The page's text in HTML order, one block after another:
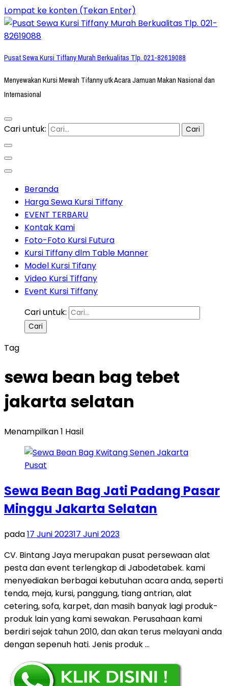
Lompat ke konten (Tekan Enter)
Pusat Sewa Kursi Tiffany Murah Berkualitas Tlp. 021-82619088
Menyewakan Kursi Mewah Tifanny utk Acara Jamuan Makan Nasional dan
Internasional
Cari untuk:
Beranda
Harga Sewa Kursi Tiffany
EVENT TERBARU
Kontak Kami
Foto-Foto Kursi Futura
Kursi Tiffany dlm Table Manner
Model Kursi Tifany
Video Kursi Tiffany
Event Kursi Tiffany
Cari untuk:
Tag
sewa bean bag tebet
jakarta selatan
Menampilkan 1 Hasil
Sewa Bean Bag Jati Padang Pasar
Minggu Jakarta Selatan
pada17 Juni 202317 Juni 2023
CV. Bintang Jaya merupakan pusat persewaan alat
pesta dan event terlengkap di Jabodetabek. kami
menyediakan berbagai kebutuhan acara anda, seperti
tenda, meja, kursi, panggung, tiang antrian, alat
cetering, sofa, karpet, dan masih banyak lagi produk-
produk lain yang kami sewakan. Perusahaan kami
berdiri sejak tahun 2010, dan akan terus melayani anda
dengan sepenuh hati. Jenis produk …